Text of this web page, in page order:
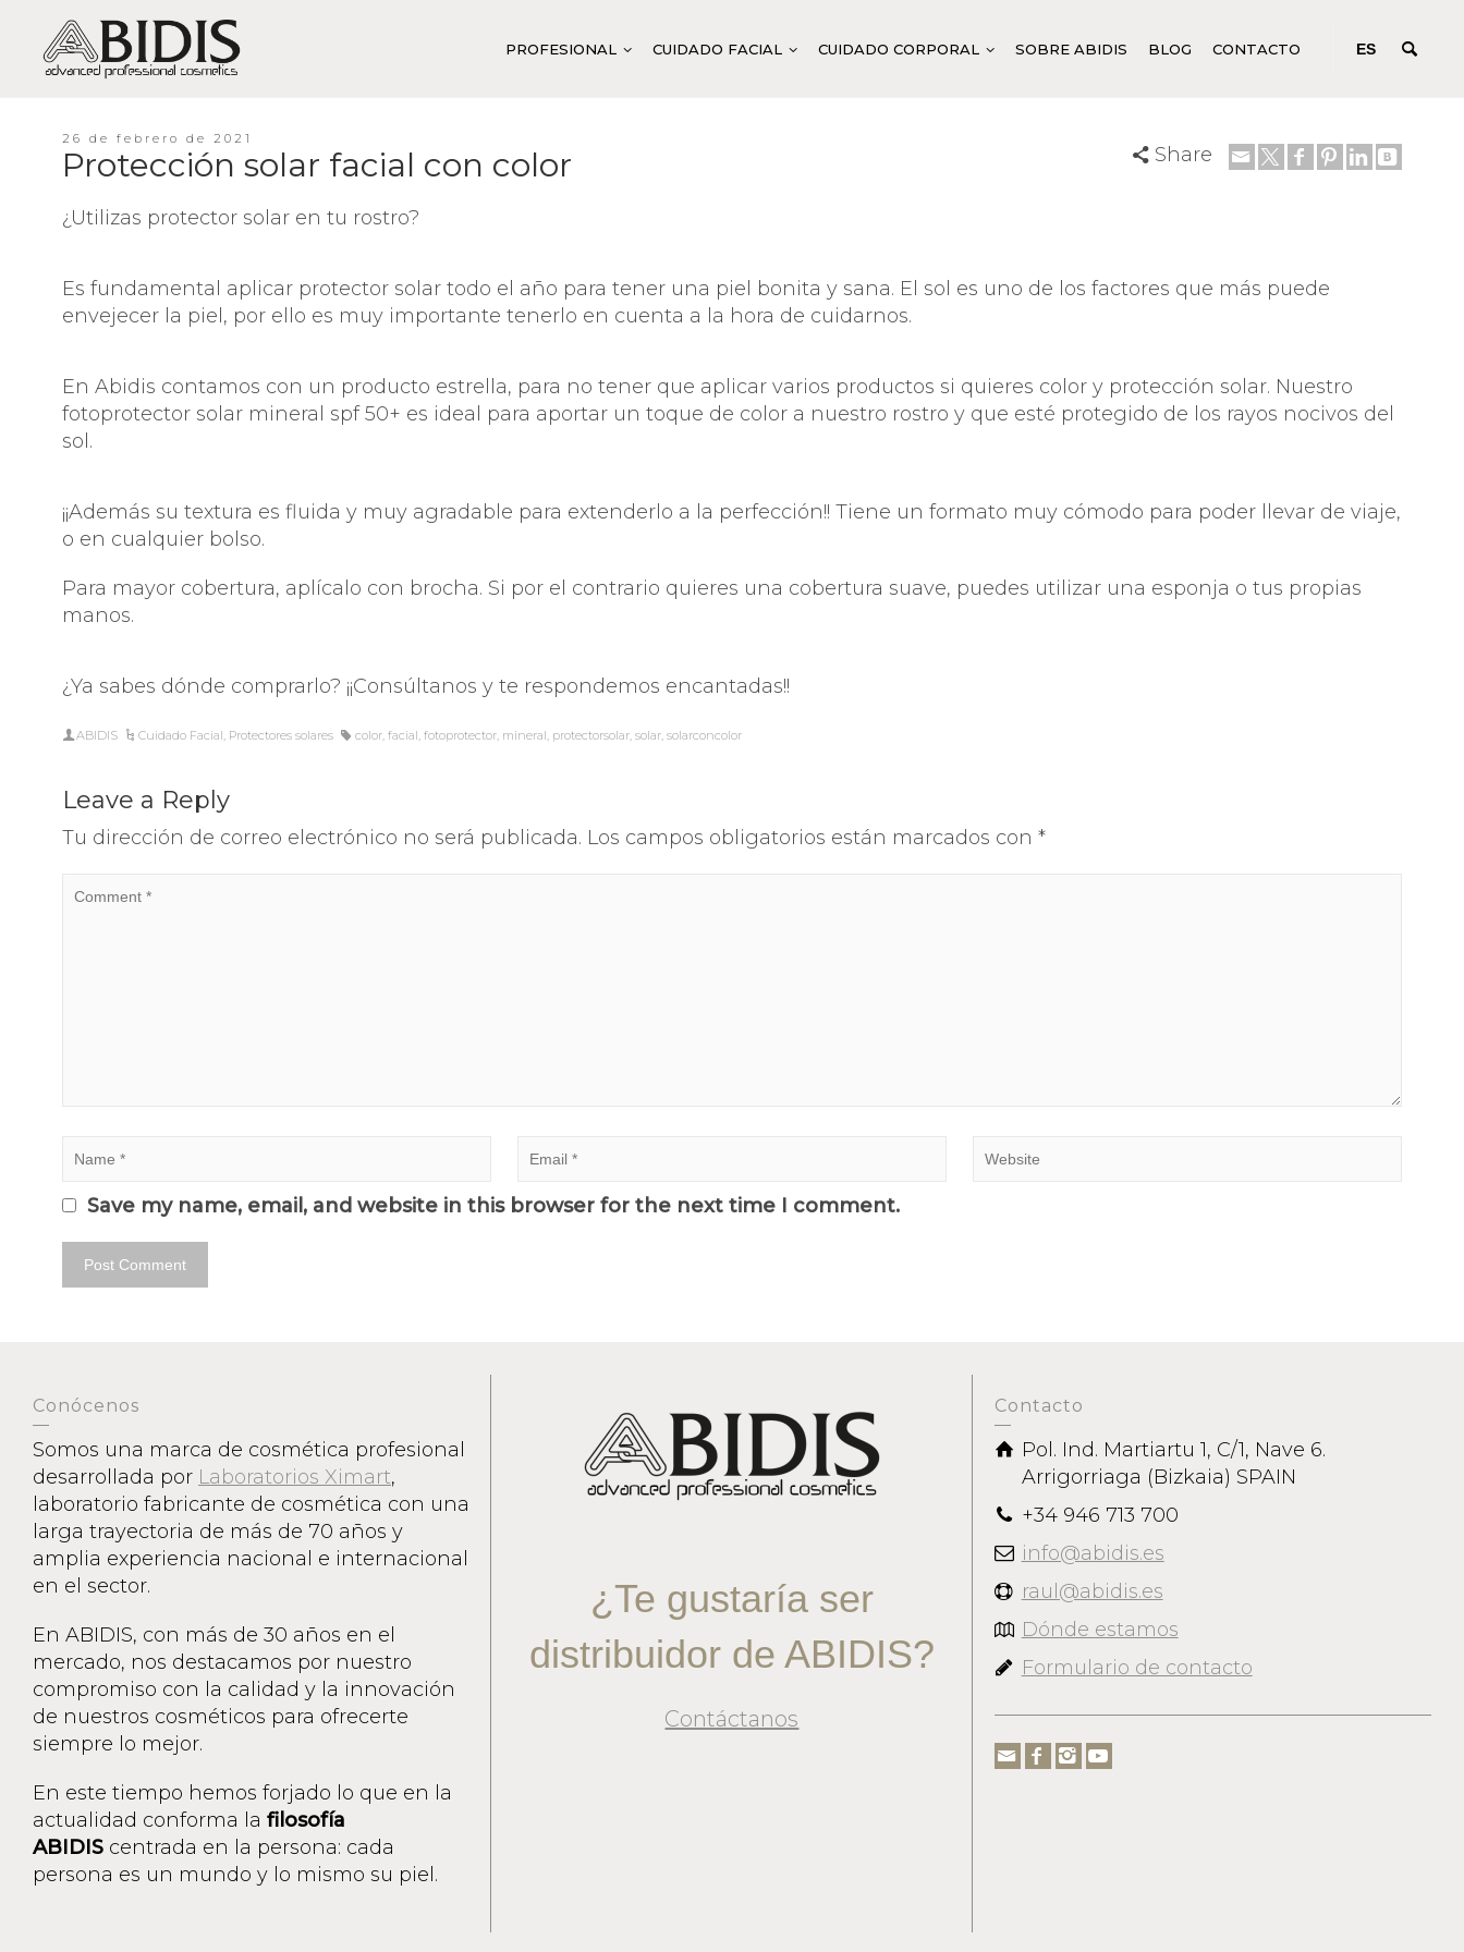
PROFESIONAL
LIMPIEZA FACIAL
MASCARILLAS
ACTIVACIÓN BASE
PLUS DE TRATAMIENTO Y PROTECCIÓN
TRATAMIENTO ESPECÍFICO
PRODUCTOS CORPORALES GENÉRICOS
MANICURA Y PEDICURA
CUIDADO FACIAL
PIEL SECA / DESHIDRATACIÓN
EXCESO DE GRASA, ACNÉ
ROJECES
PIEL MADURA / ARRUGAS Y
REGENERACIÓN
LIMPIEZA Y TONIFICACIÓN
CALMANTE
ANTI-EDAD
REGENERACIÓN
LUMINOSIDAD
CUIDADO DEL CONTORNO DE
OJOS Y PESTAÑAS
VITELLUS CAVIAR SYSTEM
ABIGEN VEGAN SYSTEM
ABITENDER CULTURE
ABIMOIST SYSTEM
SPECIFIC
CONCENTRADOS DE ACCIÓN
CUIDADO CORPORAL SOBRE ABIDIS BLOG CONTACTO ES
26 de febrero de 2021
Protección solar facial con color Share
¿Utilizas protector solar en tu rostro?
Es fundamental aplicar protector solar todo el año para tener una piel bonita y sana. El sol es uno de los factores que más puede
envejecer la piel, por ello es muy importante tenerlo en cuenta a la hora de cuidarnos.
En Abidis contamos con un producto estrella, para no tener que aplicar varios productos si quieres color y protección solar. Nuestro
fotoprotector solar mineral spf 50+ es ideal para aportar un toque de color a nuestro rostro y que esté protegido de los rayos nocivos del
sol.
¡¡Además su textura es fluida y muy agradable para extenderlo a la perfección!! Tiene un formato muy cómodo para poder llevar de viaje,
o en cualquier bolso.
Para mayor cobertura, aplícalo con brocha. Si por el contrario quieres una cobertura suave, puedes utilizar una esponja o tus propias
manos.
¿Ya sabes dónde comprarlo? ¡¡Consúltanos y te respondemos encantadas!!
ABIDIS Cuidado Facial, Protectores solares color, facial, fotoprotector, mineral, protectorsolar, solar, solarconcolor
Leave a Reply
Tu dirección de correo electrónico no será publicada. Los campos obligatorios están marcados con *
Save my name, email, and website in this browser for the next time I comment.
Conócenos
Somos una marca de cosmética profesional
desarrollada por Laboratorios Ximart,
laboratorio fabricante de cosmética con una
larga trayectoria de más de 70 años y
amplia experiencia nacional e internacional
en el sector.
En ABIDIS, con más de 30 años en el
mercado, nos destacamos por nuestro
compromiso con la calidad y la innovación
de nuestros cosméticos para ofrecerte
siempre lo mejor.
En este tiempo hemos forjado lo que en la
actualidad conforma la filosofía
ABIDIS centrada en la persona: cada
persona es un mundo y lo mismo su piel.
¿Te gustaría ser
distribuidor de ABIDIS?
Contáctanos
Contacto
Pol. Ind. Martiartu 1, C/1, Nave 6.
Arrigorriaga (Bizkaia) SPAIN
+34 946 713 700
info@abidis.es
raul@abidis.es
Dónde estamos
Formulario de contacto